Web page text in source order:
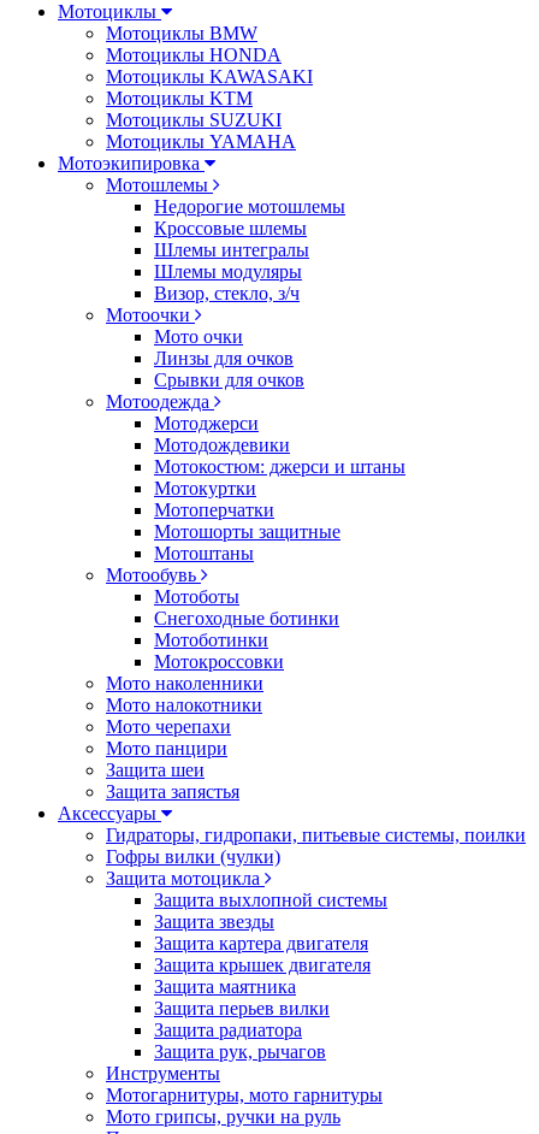
Мотоциклы
Мотоциклы BMW
Мотоциклы HONDA
Мотоциклы KAWASAKI
Мотоциклы KTM
Мотоциклы SUZUKI
Мотоциклы YAMAHA
Мотоэкипировка
Мотошлемы
Недорогие мотошлемы
Кроссовые шлемы
Шлемы интегралы
Шлемы модуляры
Визор, стекло, з/ч
Мотоочки
Мото очки
Линзы для очков
Срывки для очков
Мотоодежда
Мотоджерси
Мотодождевики
Мотокостюм: джерси и штаны
Мотокуртки
Мотоперчатки
Мотошорты защитные
Мотоштаны
Мотообувь
Мотоботы
Снегоходные ботинки
Мотоботинки
Мотокроссовки
Мото наколенники
Мото налокотники
Мото черепахи
Мото панцири
Защита шеи
Защита запястья
Аксессуары
Гидраторы, гидропаки, питьевые системы, поилки
Гофры вилки (чулки)
Защита мотоцикла
Защита выхлопной системы
Защита звезды
Защита картера двигателя
Защита крышек двигателя
Защита маятника
Защита перьев вилки
Защита радиатора
Защита рук, рычагов
Инструменты
Мотогарнитуры, мото гарнитуры
Мото грипсы, ручки на руль